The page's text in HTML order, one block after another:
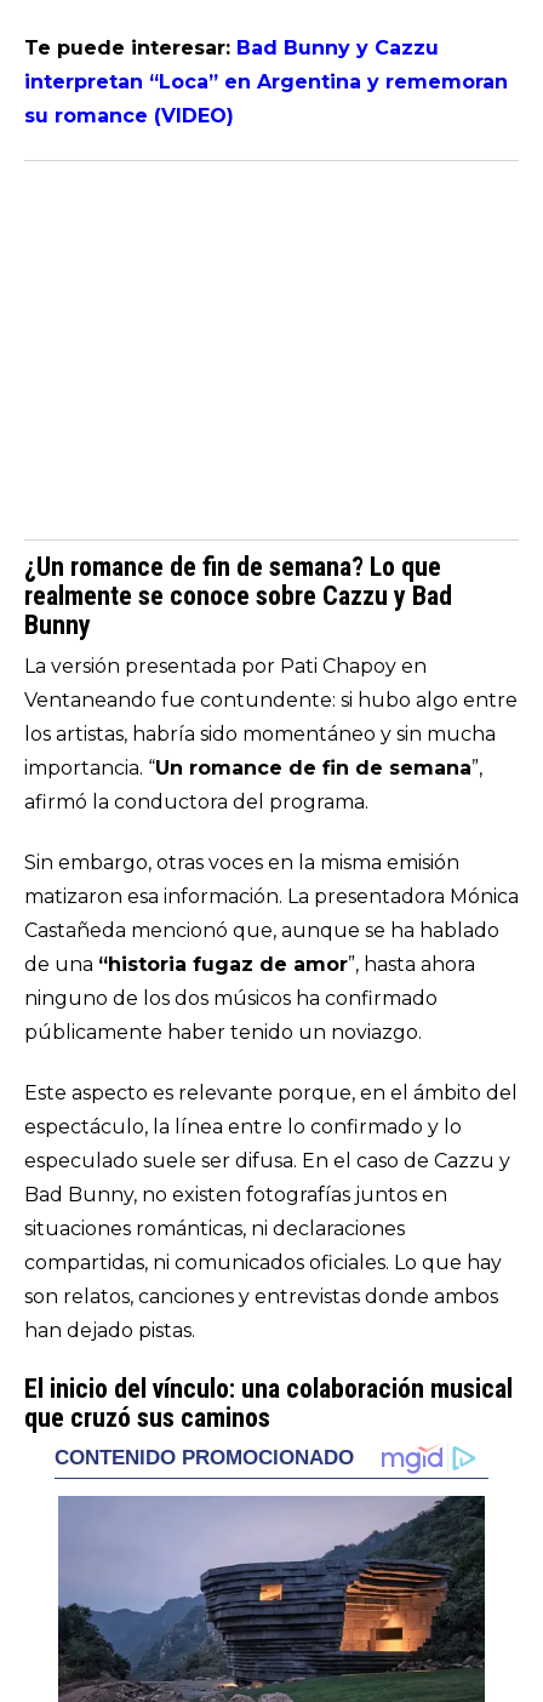
Te puede interesar: Bad Bunny y Cazzu
interpretan “Loca” en Argentina y rememoran
su romance (VIDEO)
¿Un romance de fin de semana? Lo que
realmente se conoce sobre Cazzu y Bad
Bunny
La versión presentada por Pati Chapoy en
Ventaneando fue contundente: si hubo algo entre
los artistas, habría sido momentáneo y sin mucha
importancia. “Un romance de fin de semana”,
afirmó la conductora del programa.
Sin embargo, otras voces en la misma emisión
matizaron esa información. La presentadora Mónica
Castañeda mencionó que, aunque se ha hablado
de una “historia fugaz de amor”, hasta ahora
ninguno de los dos músicos ha confirmado
públicamente haber tenido un noviazgo.
Este aspecto es relevante porque, en el ámbito del
espectáculo, la línea entre lo confirmado y lo
especulado suele ser difusa. En el caso de Cazzu y
Bad Bunny, no existen fotografías juntos en
situaciones románticas, ni declaraciones
compartidas, ni comunicados oficiales. Lo que hay
son relatos, canciones y entrevistas donde ambos
han dejado pistas.
El inicio del vínculo: una colaboración musical
que cruzó sus caminos